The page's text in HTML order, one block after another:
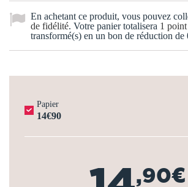
En achetant ce produit, vous pouvez
de fidélité. Votre panier totalisera 1 point
transformé(s) en un bon de réduction de
Papier
14€90
,90€